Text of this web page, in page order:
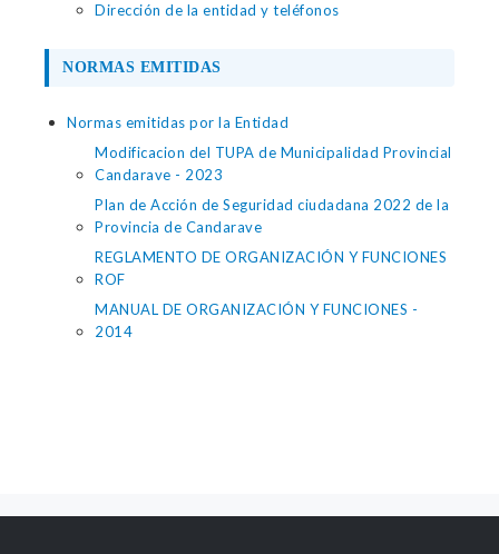
Dirección de la entidad y teléfonos
NORMAS EMITIDAS
Normas emitidas por la Entidad
Modificacion del TUPA de Municipalidad Provincial
Candarave - 2023
Plan de Acción de Seguridad ciudadana 2022 de la
Provincia de Candarave
REGLAMENTO DE ORGANIZACIÓN Y FUNCIONES
ROF
MANUAL DE ORGANIZACIÓN Y FUNCIONES -
2014